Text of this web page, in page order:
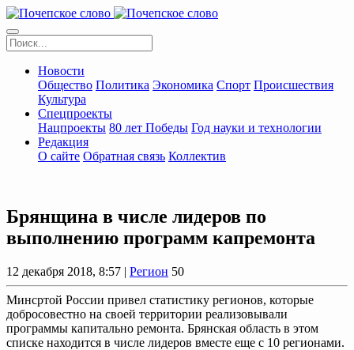
Новости
Общество Политика Экономика Спорт Происшествия
Культура
Спецпроекты
Нацпроекты 80 лет Победы Год науки и технологии
Редакция
О сайте Обратная связь Коллектив
Брянщина в числе лидеров по
выполнению программ капремонта
12 декабря 2018, 8:57 | Регион 50
Минсртой России привел статистику регионов, которые
добросовестно на своей территории реализовывали
программы капитально ремонта. Брянская область в этом
списке находится в числе лидеров вместе еще с 10 регионами.